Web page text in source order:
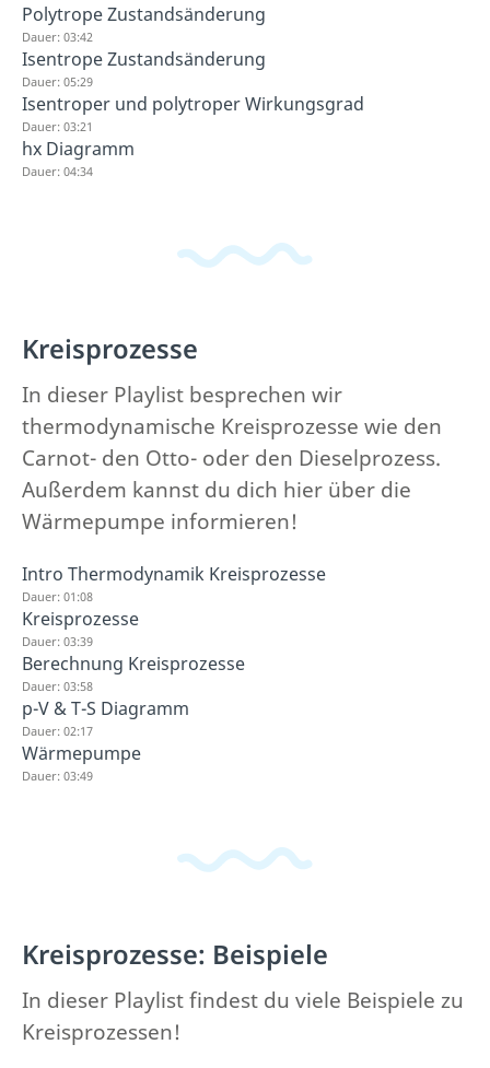
Polytrope Zustandsänderung
Dauer: 03:42
Isentrope Zustandsänderung
Dauer: 05:29
Isentroper und polytroper Wirkungsgrad
Dauer: 03:21
hx Diagramm
Dauer: 04:34
Kreisprozesse
In dieser Playlist besprechen wir
thermodynamische Kreisprozesse wie den
Carnot- den Otto- oder den Dieselprozess.
Außerdem kannst du dich hier über die
Wärmepumpe informieren!
Intro Thermodynamik Kreisprozesse
Dauer: 01:08
Kreisprozesse
Dauer: 03:39
Berechnung Kreisprozesse
Dauer: 03:58
p-V & T-S Diagramm
Dauer: 02:17
Wärmepumpe
Dauer: 03:49
Kreisprozesse: Beispiele
In dieser Playlist findest du viele Beispiele zu
Kreisprozessen!